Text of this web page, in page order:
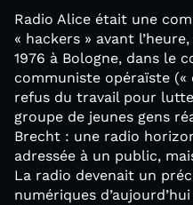
Radio Alice était une
« hackers » avant
1976 à Bologne, dans le
communiste opéraïste
refus du travail pour
groupe de jeunes gens
Brecht : une radio
adressée à un public,
La radio devenait un
numériques